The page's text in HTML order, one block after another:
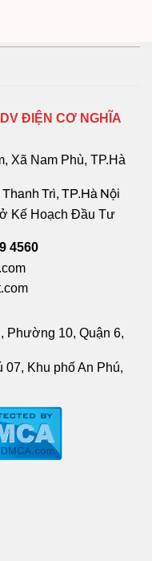
ĐIỆN CƠ NGHĨA
Xã Nam Phù, TP.Hà
Trì, TP.Hà Nội
Kế Hoạch Đầu Tư
4560
Phường 10, Quận 6,
07, Khu phố An Phú,